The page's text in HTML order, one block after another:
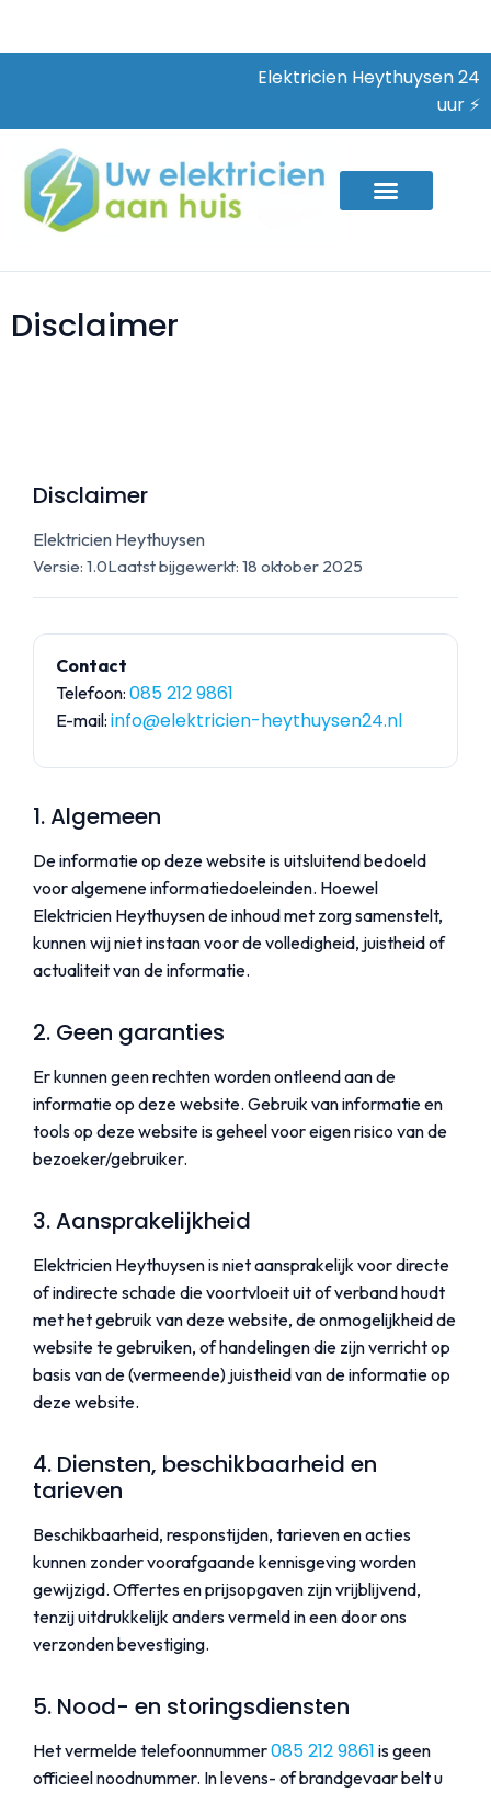
Elektricien Heythuysen 24
uur ⚡
Disclaimer
Disclaimer
Elektricien Heythuysen
Versie: 1.0Laatst bijgewerkt: 18 oktober 2025
Contact
Telefoon: 085 212 9861
E-mail: info@elektricien-heythuysen24.nl
1. Algemeen
De informatie op deze website is uitsluitend bedoeld
voor algemene informatiedoeleinden. Hoewel
Elektricien Heythuysen de inhoud met zorg samenstelt,
kunnen wij niet instaan voor de volledigheid, juistheid of
actualiteit van de informatie.
2. Geen garanties
Er kunnen geen rechten worden ontleend aan de
informatie op deze website. Gebruik van informatie en
tools op deze website is geheel voor eigen risico van de
bezoeker/gebruiker.
3. Aansprakelijkheid
Elektricien Heythuysen is niet aansprakelijk voor directe
of indirecte schade die voortvloeit uit of verband houdt
met het gebruik van deze website, de onmogelijkheid de
website te gebruiken, of handelingen die zijn verricht op
basis van de (vermeende) juistheid van de informatie op
deze website.
4. Diensten, beschikbaarheid en
tarieven
Beschikbaarheid, responstijden, tarieven en acties
kunnen zonder voorafgaande kennisgeving worden
gewijzigd. Offertes en prijsopgaven zijn vrijblijvend,
tenzij uitdrukkelijk anders vermeld in een door ons
verzonden bevestiging.
5. Nood- en storingsdiensten
Het vermelde telefoonnummer085 212 9861 is geen
officieel noodnummer. In levens- of brandgevaar belt u